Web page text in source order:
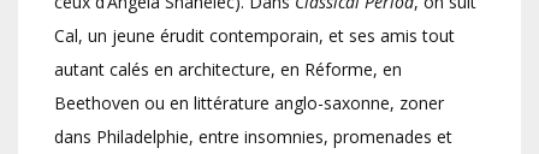
Cal, un jeune érudit contemporain, et ses amis tout
autant calés en architecture, en Réforme, en
Beethoven ou en littérature anglo-saxonne, zoner
dans Philadelphie, entre insomnies, promenades et